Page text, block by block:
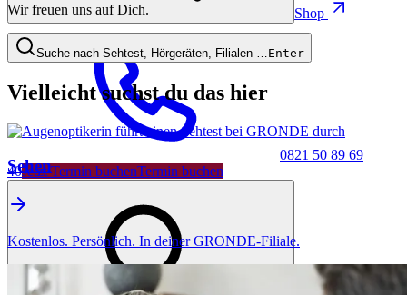
Shop
0821 50 89 69
40Jetzt Termin buchenTermin buchen
Wir freuen uns auf Dich.
Suche nach Sehtest, Hörgeräten, Filialen … Enter
Vielleicht suchst du das hier
Sehen
Kostenlos. Persönlich. In deiner GRONDE-Filiale.